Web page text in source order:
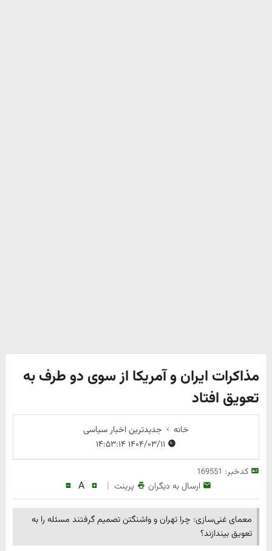
مذاکرات ایران و آمریکا از سوی دو طرف به
تعویق افتاد
خانه
جدیدترین اخبار سیاسی
کدخبر: 169551
ارسال به دیگران پرینت |
A
معمای غنی‌سازی: چرا تهران و واشنگتن تصمیم گرفتند مسئله را به
تعویق بیندازند؟